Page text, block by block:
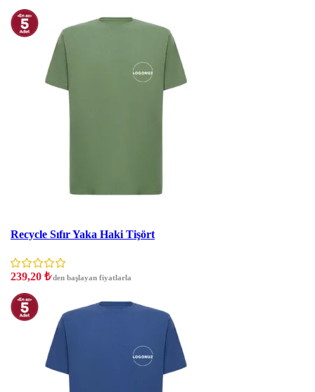
Recycle Sıfır Yaka Haki Tişört
239,20 ₺'den başlayan fiyatlarla